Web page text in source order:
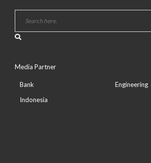
Media Partner
Bank
Indonesia
Engineering